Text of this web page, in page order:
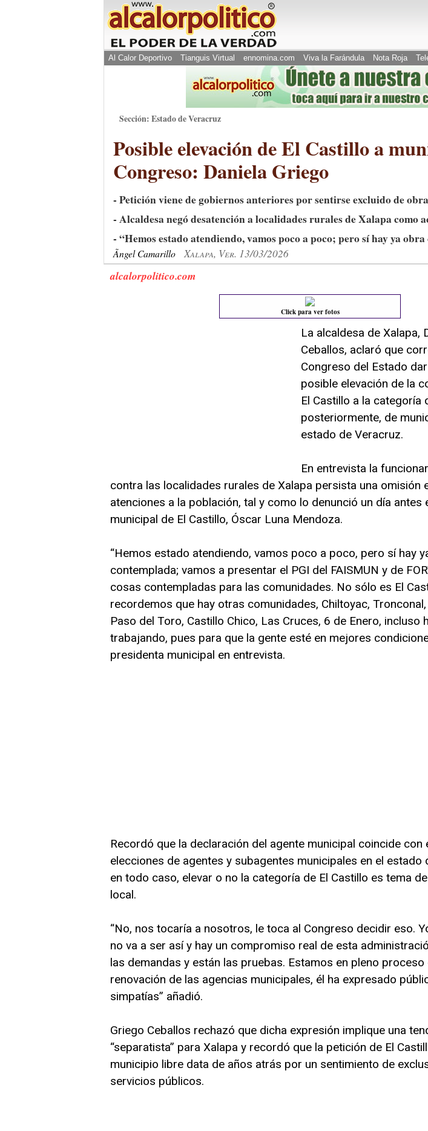
Al Calor Deportivo Tianguis Virtual ennomina.com Viva la Farándula Nota Roja
Sección: Estado de Veracruz
Posible elevación de El Castillo a
Congreso: Daniela Griego
- Petición viene de gobiernos anteriores por sentirse excluido de
- Alcaldesa negó desatención a localidades rurales de Xalapa como
- “Hemos estado atendiendo, vamos poco a poco; pero sí hay ya
Ãngel Camarillo Xalapa, Ver. 13/03/2026
alcalorpolitico.com
Click para ver fotos
La alcaldesa de Xalapa,
Ceballos, aclaró que
Congreso del Estado
posible elevación de la
El Castillo a la categoría
posteriormente, de
estado de Veracruz.
En entrevista la
contra las localidades rurales de Xalapa persista una omisión
atenciones a la población, tal y como lo denunció un día antes
municipal de El Castillo, Óscar Luna Mendoza.
“Hemos estado atendiendo, vamos poco a poco, pero sí hay
contemplada; vamos a presentar el PGI del FAISMUN y de
cosas contempladas para las comunidades. No sólo es El
recordemos que hay otras comunidades, Chiltoyac,
Paso del Toro, Castillo Chico, Las Cruces, 6 de Enero, incluso
trabajando, pues para que la gente esté en mejores
presidenta municipal en entrevista.
Recordó que la declaración del agente municipal coincide con
elecciones de agentes y subagentes municipales en el estado
en todo caso, elevar o no la categoría de El Castillo es tema
local.
“No, nos tocaría a nosotros, le toca al Congreso decidir eso.
no va a ser así y hay un compromiso real de esta
las demandas y están las pruebas. Estamos en pleno proceso
renovación de las agencias municipales, él ha expresado
simpatías” añadió.
Griego Ceballos rechazó que dicha expresión implique una
“separatista” para Xalapa y recordó que la petición de El
municipio libre data de años atrás por un sentimiento de
servicios públicos.